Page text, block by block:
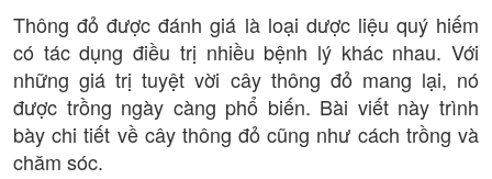
Thông đỏ được đánh giá là loại dược liệu quý hiếm
có tác dụng điều trị nhiều bệnh lý khác nhau. Với
những giá trị tuyệt vời cây thông đỏ mang lại, nó
được trồng ngày càng phổ biến. Bài viết này trình
bày chi tiết về cây thông đỏ cũng như cách trồng và
chăm sóc.